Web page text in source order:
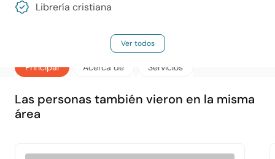
Principal Acerca de Servicios
Librería cristiana
Ver todos
Las personas también vieron en la misma
área